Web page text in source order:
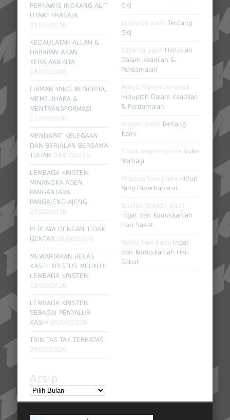
PERKAWIS INGKANG ALIT
UTAWI PRASAJA
25/07/2026
KEDAULATAN ALLAH &
HARAPAN AKAN
KERAJAAN-NYA
18/07/2026
FIRMAN YANG MENCIPTA,
MEMELIHARA &
MENTRANSFORMASI
11/07/2026
MENDAPAT KELEGAAN
DAN BERJALAN BERSAMA
TUHAN 04/07/2026
LEMBAGA KRISTEN
MINANGKA AGEN
PANGANTARA
PANGAJENG-AJENG
27/06/2026
PERCAYA DENGAN TIDAK
GENTAR 20/06/2026
MEWARTAKAN BELAS
KASIH KRISTUS MELALUI
LEMBAGA KRISTEN
13/06/2026
LEMBAGA KRISTEN
SEBAGAI PENYALUR
KASIH 05/06/2026
TRINITAS TAK TERBATAS
29/05/2026
GKJ
kristanto padaTentang
GKJ
Elisanta pada Hiduplah
Dalam Keadilan &
Perdamaian
Maryo Manjaruni pada
Hiduplah Dalam Keadilan
& Perdamaian
Yoseph padaTentang
Kami
Yusak Sugiato pada Suka
Berbagi
Praptowiloso pada Hidup
Yang Diperbaharui
Susilowatikadir pada
Ingat dan Kuduskanlah
Hari Sabat
Noldy_liwe pada Ingat
dan Kuduskanlah Hari
Sabat
Arsip
Arsip